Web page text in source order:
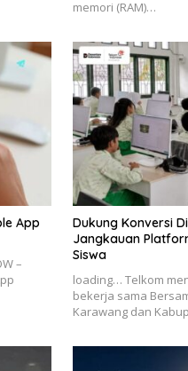
memori (RAM)…
App
–
Dukung Konversi
Jangkauan
Siswa
loading… Telkom
bekerja sama
Karawang dan